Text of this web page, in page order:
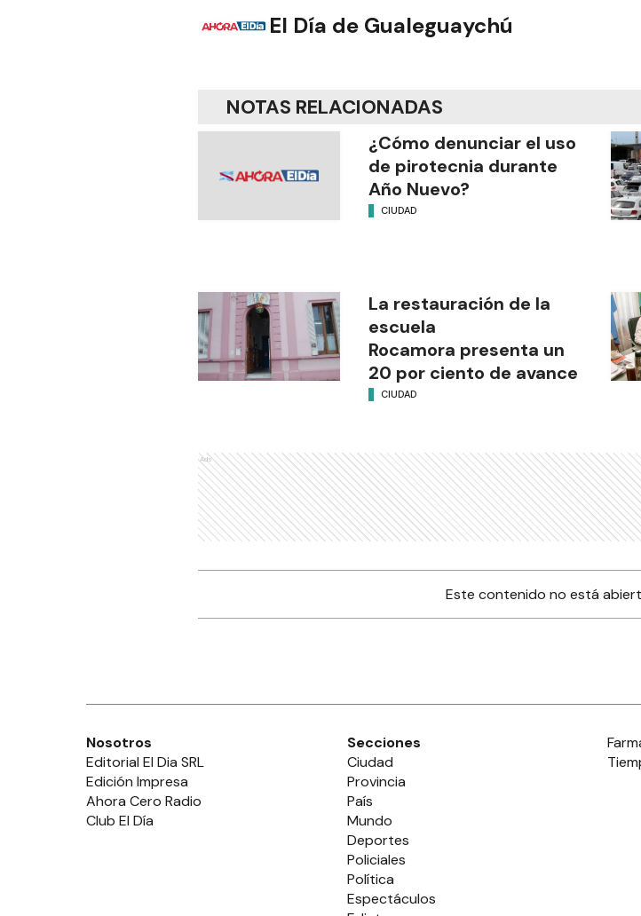
El Día de Gualeguaychú
NOTAS RELACIONADAS
¿Cómo denunciar el uso
de pirotecnia durante
Año Nuevo?
CIUDAD
La restauración de la
escuela
Rocamora presenta un
20 por ciento de avance
CIUDAD
Ads
Este contenido no está
Nosotros
Editorial El Dia SRL
Edición Impresa
Ahora Cero Radio
Club El Día
Secciones
Ciudad
Provincia
País
Mundo
Deportes
Policiales
Política
Espectáculos